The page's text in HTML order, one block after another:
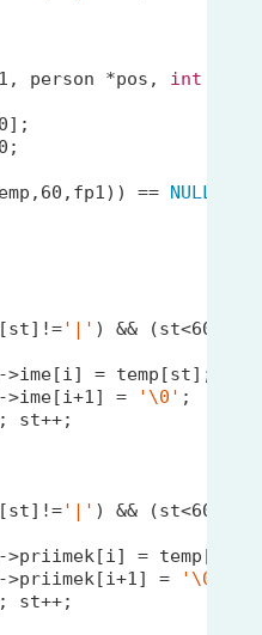
person *pos, int
];
0 ;
60 ,fp1)) == NULL
'|' ) && (st<60
>ime[i+
1] = '\0' ;
'|' ) && (st<60
>priimek[i+
1] = '\0'